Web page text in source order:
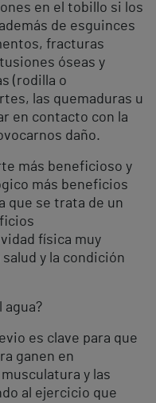
en el tobillo si los
de esguinces
fracturas
óseas y
(rodilla o
las quemaduras u
en contacto con la
daño.
más beneficioso y
más beneficios
que se trata de un
física muy
y la condición
agua?
es clave para que
ganen en
y las
al ejercicio que